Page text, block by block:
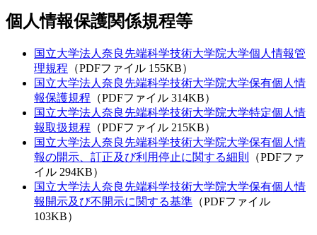
個人情報保護関係規程等
国立大学法人奈良先端科学技術大学院大学個人情報管
理規程（PDFファイル 155KB）
国立大学法人奈良先端科学技術大学院大学保有個人情
報保護規程 （PDFファイル 314KB）
国立大学法人奈良先端科学技術大学院大学特定個人情
報取扱規程 （PDFファイル 215KB）
国立大学法人奈良先端科学技術大学院大学保有個人情
報の開示、訂正及び利用停止に関する細則
イル 294KB）
国立大学法人奈良先端科学技術大学院大学保有個人情
報開示及び不開示に関する基準